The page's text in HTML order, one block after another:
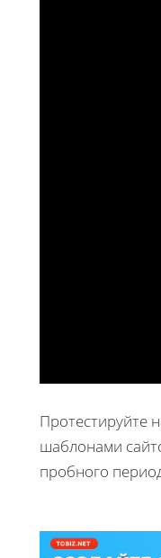
Протестируйте
шаблонами
пробного